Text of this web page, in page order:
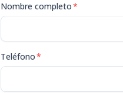
Nombre completo*
Teléfono*